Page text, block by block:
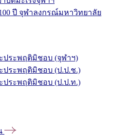
ปี จุฬาลงกรณ์มหาวิทยาลัย
ประพฤติมิชอบ (จุฬาฯ)
ประพฤติมิชอบ (ป.ป.ช.)
ประพฤติมิชอบ (ป.ป.ท.)